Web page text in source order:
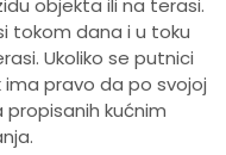
objekta ili na terasi.
tokom dana i u toku
Ukoliko se putnici
ima pravo da po svojoj
kućnim